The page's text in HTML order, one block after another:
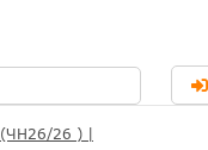
26 ) |